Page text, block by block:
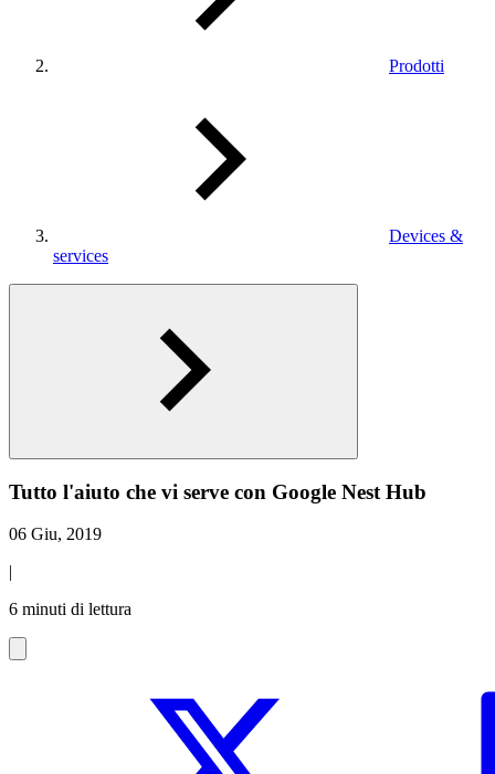
Prodotti
Devices &
services
Tutto l'aiuto che vi serve con Google Nest Hub
06 Giu, 2019
|
6 minuti di lettura